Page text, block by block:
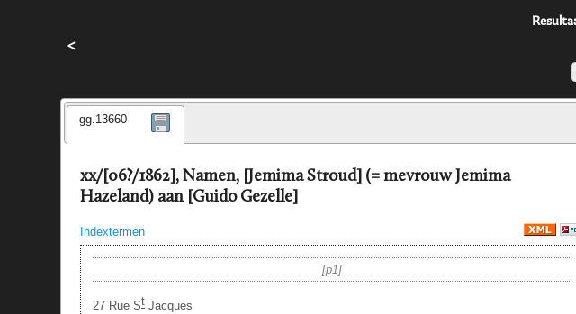
<
gg.13660
xx/[06?/1862], Namen, [Jemima Stroud] (= mevrouw Jemima
Hazeland) aan [Guido Gezelle]
Indextermen
p1
27 Rue StJacques